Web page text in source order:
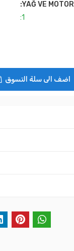
:YAĞ VE
:1
اضف الى سلة التسوق